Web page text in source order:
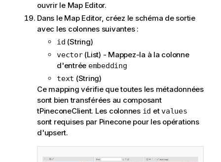
ouvrir le Map Editor.
Dans le Map Editor, créez le schéma de sortie
avec les colonnes suivantes :
id (String)
vector(List) - Mappez-la à la colonne
d'entrée embedding
text (String)
Ce mapping vérifie que toutes les métadonnées
sont bien transférées au composant
tPineconeClient. Les colonnes id etvalues
sont requises par Pinecone pour les opérations
d'upsert.